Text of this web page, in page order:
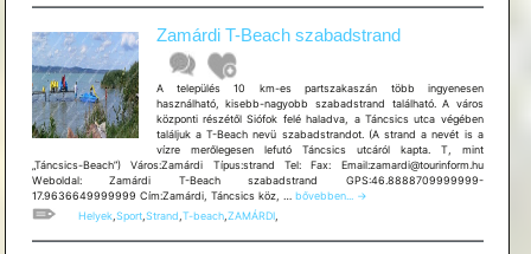
Zamárdi T-Beach szabadstrand
A település 10 km-es partszakaszán több ingyenesen
használható, kisebb-nagyobb szabadstrand található. A város
központi részétől Siófok felé haladva, a Táncsics utca végében
találjuk a T-Beach nevü szabadstrandot. (A strand a nevét is a
vízre merőlegesen lefutó Táncsics utcáról kapta. T, mint
„Táncsics-Beach”) Város:Zamárdi Típus:strand Tel: Fax: Email:zamardi@tourinform.hu
Weboldal: Zamárdi T-Beach szabadstrand GPS:46.8888709999999-
17.9636649999999 Cím:Zamárdi, Táncsics köz, … Zamárdi
szabadstrand
bővebben...
→
Helyek, Sport, Strand T-beach, ZAMÁRDI,